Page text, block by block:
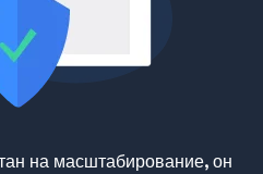
на масштабирование, он